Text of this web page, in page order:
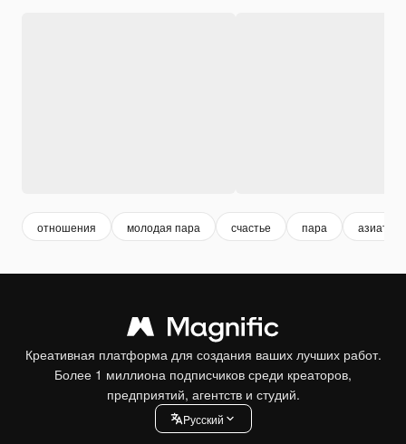
отношения молодая пара счастье пара азиатка
Креативная платформа для создания ваших лучших работ.
Более 1 миллиона подписчиков среди креаторов,
предприятий, агентств и студий.
Pусский